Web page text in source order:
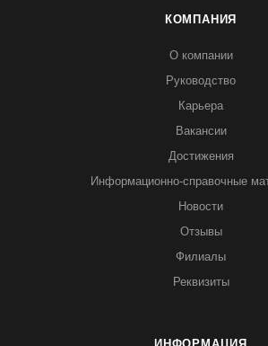
КОМПАНИЯ
О компании
Руководство
Карьера
Вакансии
Достижения
Информационно-справочные
Новости
Отзывы
Филиалы
Реквизиты